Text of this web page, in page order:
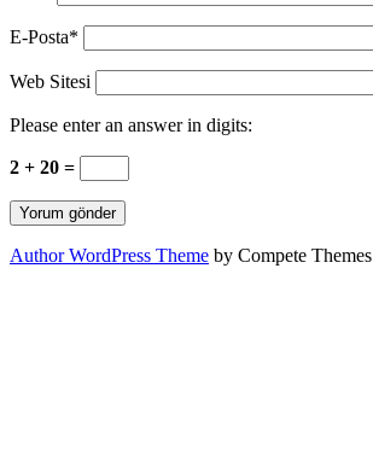
E-Posta*
Web Sitesi
Please enter an answer in digits:
2 + 20 =
Author WordPress Theme by Compete Themes